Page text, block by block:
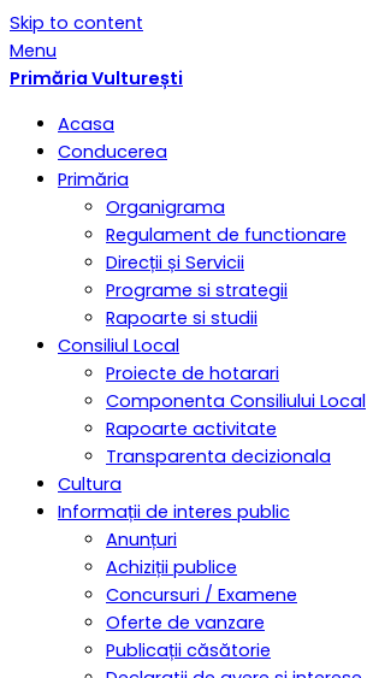
Skip to content
Menu
Primăria Vulturești
Acasa
Conducerea
Primăria
Organigrama
Regulament de functionare
Direcții și Servicii
Programe si strategii
Rapoarte si studii
Consiliul Local
Proiecte de hotarari
Componenta Consiliului Local
Rapoarte activitate
Transparenta decizionala
Cultura
Informații de interes public
Anunțuri
Achiziții publice
Concursuri / Examene
Oferte de vanzare
Publicații căsătorie